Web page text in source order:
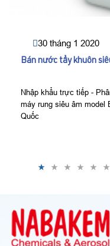
30 tháng 1 2020
Bán nước tẩy khuôn
Nhập khẩu trực tiếp -
máy rung siêu âm model
Quốc